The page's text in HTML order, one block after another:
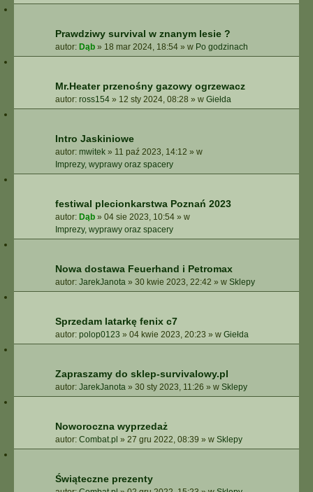
Prawdziwy survival w znanym lesie ?
autor: Dąb » 18 mar 2024, 18:54 » w Po godzinach
Mr.Heater przenośny gazowy ogrzewacz
autor: ross154 » 12 sty 2024, 08:28 » w Giełda
Intro Jaskiniowe
autor: mwitek » 11 paź 2023, 14:12 » w
Imprezy, wyprawy oraz spacery
festiwal plecionkarstwa Poznań 2023
autor: Dąb » 04 sie 2023, 10:54 » w
Imprezy, wyprawy oraz spacery
Nowa dostawa Feuerhand i Petromax
autor: JarekJanota » 30 kwie 2023, 22:42 » w Sklepy
Sprzedam latarkę fenix c7
autor: polop0123 » 04 kwie 2023, 20:23 » w Giełda
Zapraszamy do sklep-survivalowy.pl
autor: JarekJanota » 30 sty 2023, 11:26 » w Sklepy
Noworoczna wyprzedaż
autor: Combat.pl » 27 gru 2022, 08:39 » w Sklepy
Świąteczne prezenty